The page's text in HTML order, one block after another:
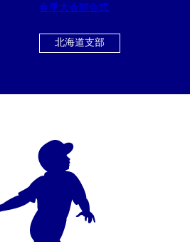
春季大会開会式
北海道支部